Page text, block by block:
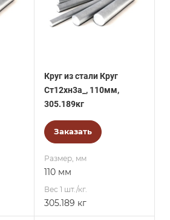
Круг из стали Круг
Ст12хн3а_, 110мм,
305.189кг
Заказать
Размер, мм
110 мм
Вес 1 шт./кг.
305.189 кг